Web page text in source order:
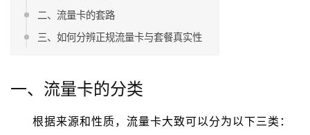
二、流量卡的套路
三、如何分辨正规流量卡与套餐真实性
一、流量卡的分类
根据来源和性质，流量卡大致可以分为以下三类：